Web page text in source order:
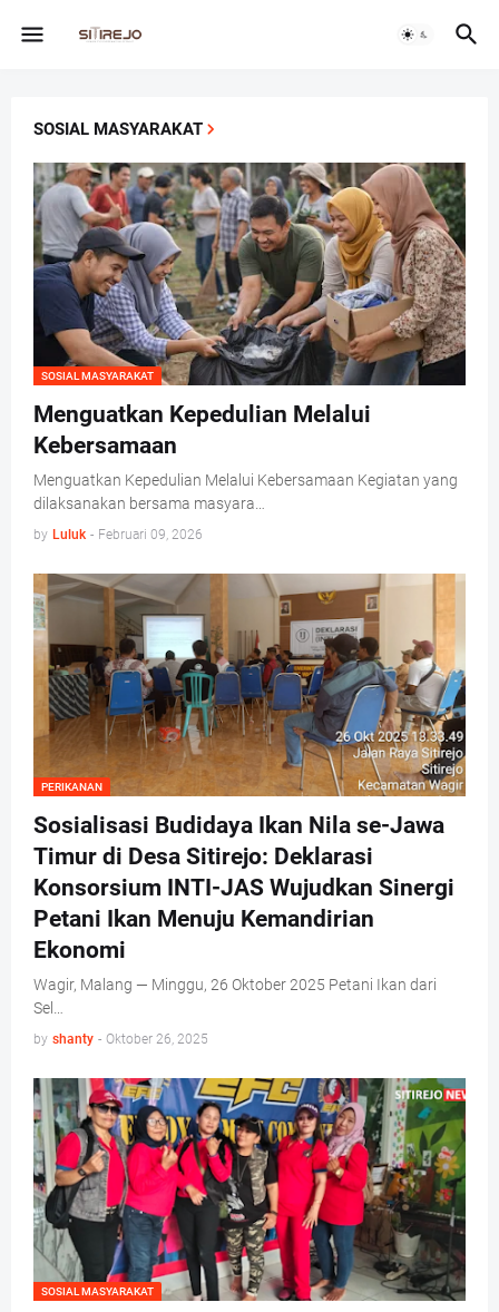
SOSIAL MASYARAKAT
SOSIAL MASYARAKAT
Menguatkan Kepedulian Melalui
Kebersamaan
Menguatkan Kepedulian Melalui Kebersamaan Kegiatan yang
dilaksanakan bersama masyara…
by Luluk - Februari 09, 2026
PERIKANAN
Sosialisasi Budidaya Ikan Nila se-Jawa
Timur di Desa Sitirejo: Deklarasi
Konsorsium INTI-JAS Wujudkan Sinergi
Petani Ikan Menuju Kemandirian
Ekonomi
Wagir, Malang — Minggu, 26 Oktober 2025 Petani Ikan dari
Sel…
by shanty - Oktober 26, 2025
SOSIAL MASYARAKAT